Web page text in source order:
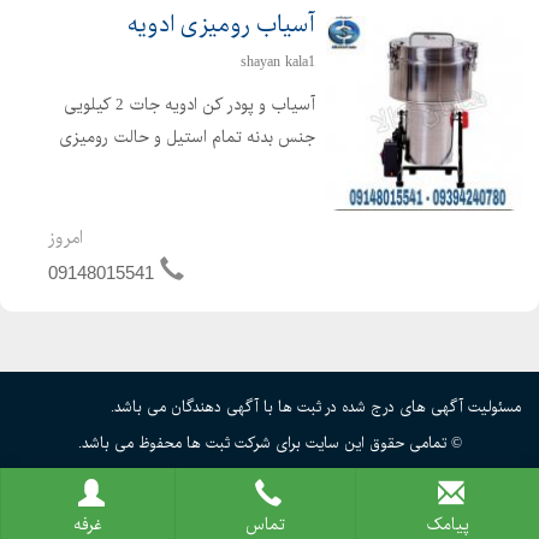
آسیاب رومیزی ادویه
shayan kala1
آسیاب و پودر کن ادویه جات 2 کیلویی
جنس بدنه تمام استیل و حالت رومیزی
امروز
09148015541
پیامک تماس غرفه
مسئولیت آگهی های درج شده در ثبت ها با آگهی دهندگان می باشد.
© تمامی حقوق این سایت برای شرکت ثبت ها محفوظ می باشد.